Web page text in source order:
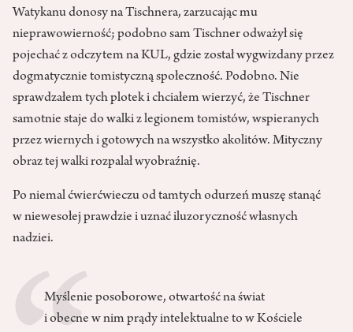
Watykanu donosy na Tischnera, zarzucając mu
nieprawowierność; podobno sam Tischner odważył się
pojechać z odczytem na KUL, gdzie został wygwizdany przez
dogmatycznie tomistyczną społeczność. Podobno. Nie
sprawdzałem tych plotek i chciałem wierzyć, że Tischner
samotnie staje do walki z legionem tomistów, wspieranych
przez wiernych i gotowych na wszystko akolitów. Mityczny
obraz tej walki rozpalał wyobraźnię.
Po niemal ćwierćwieczu od tamtych odurzeń muszę stanąć
w niewesołej prawdzie i uznać iluzoryczność własnych
nadziei.
Myślenie posoborowe, otwartość na świat
i obecne w nim prądy intelektualne to w Kościele